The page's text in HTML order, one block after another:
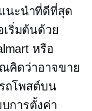
นะนำที่ดีที่สุด
ริ่มต้นด้วย
หรือ
คิดว่าอาจขาย
ถโพสต์บน
การตั้งค่า